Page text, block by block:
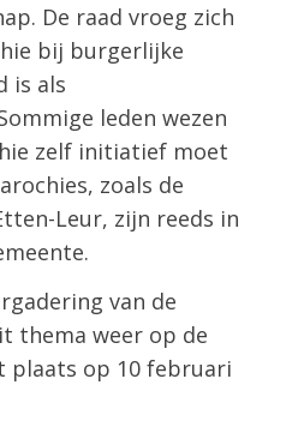
De raad vroeg zich
bij burgerlijke
is als
leden wezen
zelf initiatief moet
zoals de
Leur, zijn reeds in
van de
thema weer op de
plaats op 10 februari